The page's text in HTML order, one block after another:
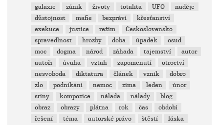
galaxie
zánik životy totalita UFO
naděje
důstojnost
mafie bezpráví
křesťanství
exekuce
justice režim
Československo
spravedlnost
hrozby doba úpadek
osud
moc
dogma národ záhada tajemství
autor
autoři
úvaha vztah zapomenutí
otroctví
nesvoboda
diktatura článek vznik
dobro
zlo
podnikání nemoc zima leden
únor
stíny
kompozice nálada nálady
blog
obraz
obrazy plátna rok čas
období
řešení
téma autorské právo štěstí
láska